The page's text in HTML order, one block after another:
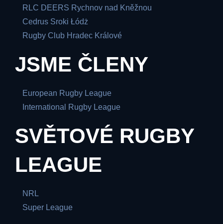
RLC DEERS Rychnov nad Kněžnou
Cedrus Sroki Łódż
Rugby Club Hradec Králové
JSME ČLENY
European Rugby League
International Rugby League
SVĚTOVÉ RUGBY
LEAGUE
NRL
Super League